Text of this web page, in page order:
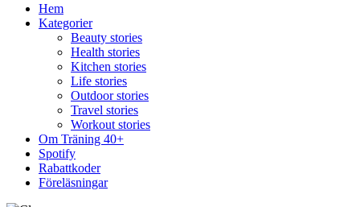
Hem
Kategorier
Beauty stories
Health stories
Kitchen stories
Life stories
Outdoor stories
Travel stories
Workout stories
Om Träning 40+
Spotify
Rabattkoder
Föreläsningar